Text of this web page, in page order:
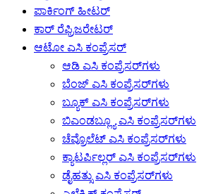
ಪಾರ್ಕಿಂಗ್ ಹೀಟರ್
ಕಾರ್ ರೆಫ್ರಿಜರೇಟರ್
ಆಟೋ ಎಸಿ ಕಂಪ್ರೆಸರ್
ಆಡಿ ಎಸಿ ಕಂಪ್ರೆಸರ್‌ಗಳು
ಬೆಂಜ್ ಎಸಿ ಕಂಪ್ರೆಸರ್‌ಗಳು
ಬ್ಯೂಕ್ ಎಸಿ ಕಂಪ್ರೆಸರ್‌ಗಳು
ಬಿಎಂಡಬ್ಲ್ಯೂ ಎಸಿ ಕಂಪ್ರೆಸರ್‌ಗಳು
ಚೆವ್ರೊಲೆಟ್ ಎಸಿ ಕಂಪ್ರೆಸರ್‌ಗಳು
ಕ್ಯಾಟರ್ಪಿಲ್ಲರ್ ಎಸಿ ಕಂಪ್ರೆಸರ್‌ಗಳು
ಡೈಹತ್ಸು ಎಸಿ ಕಂಪ್ರೆಸರ್‌ಗಳು